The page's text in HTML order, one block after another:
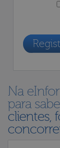
Na
para
clientes,